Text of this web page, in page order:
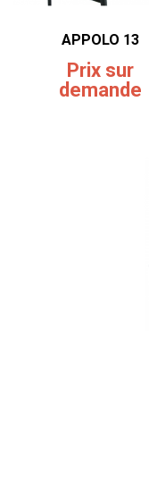
APPOLO 13
Prix sur
demande